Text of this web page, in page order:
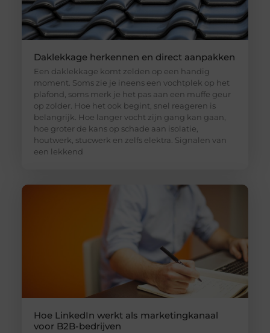
Daklekkage herkennen en direct aanpakken
Een daklekkage komt zelden op een handig
moment. Soms zie je ineens een vochtplek op het
plafond, soms merk je het pas aan een muffe geur
op zolder. Hoe het ook begint, snel reageren is
belangrijk. Hoe langer vocht zijn gang kan gaan,
hoe groter de kans op schade aan isolatie,
houtwerk, stucwerk en zelfs elektra. Signalen van
een lekkend
Hoe LinkedIn werkt als marketingkanaal
voor B2B-bedrijven